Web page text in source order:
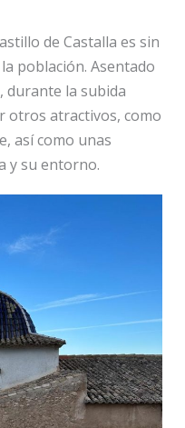
de Castalla es sin
población. Asentado
durante la subida
otros atractivos, como
así como unas
y su entorno.